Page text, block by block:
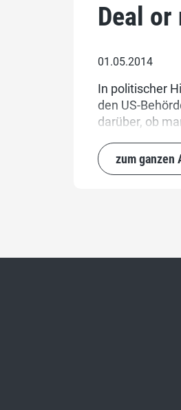
Deal or
01.05.2014
In politischer
den US-
darüber, ob
zum ganzen